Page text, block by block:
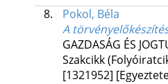
8.
Pokol, Béla
A
GAZDASÁG ÉS
Szakcikk
[1321952]